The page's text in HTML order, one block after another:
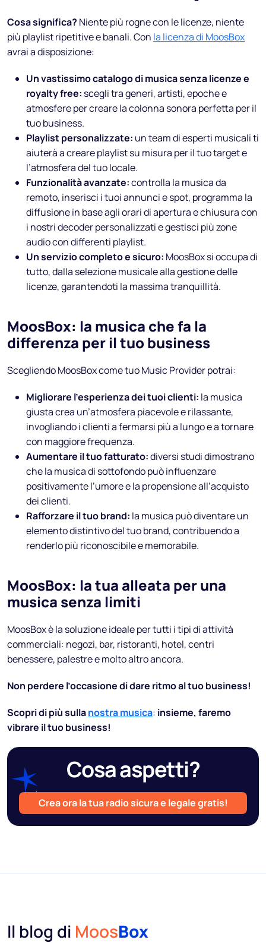
Cosa significa? Niente più rogne con le licenze, niente
più playlist ripetitive e banali. Con la licenza di MoosBox
avrai a disposizione:
Un vastissimo catalogo di musica senza licenze e
royalty free: scegli tra generi, artisti, epoche e
atmosfere per creare la colonna sonora perfetta per il
tuo business.
Playlist personalizzate: un team di esperti musicali ti
aiuterà a creare playlist su misura per il tuo target e
l’atmosfera del tuo locale.
Funzionalità avanzate:controlla la musica da
remoto, inserisci i tuoi annunci e spot, programma la
diffusione in base agli orari di apertura e chiusura con
i nostri decoder personalizzati e gestisci più zone
audio con differenti playlist.
Un servizio completo e sicuro: MoosBox si occupa di
tutto, dalla selezione musicale alla gestione delle
licenze, garantendoti la massima tranquillità.
MoosBox: la musica che fa la
differenza per il tuo business
Scegliendo MoosBox come tuo Music Provider potrai:
Migliorare l’esperienza dei tuoi clienti: la musica
giusta crea un’atmosfera piacevole e rilassante,
invogliando i clienti a fermarsi più a lungo e a tornare
con maggiore frequenza.
Aumentare il tuo fatturato:diversi studi dimostrano
che la musica di sottofondo può influenzare
positivamente l’umore e la propensione all’acquisto
dei clienti.
Rafforzare il tuo brand: la musica può diventare un
elemento distintivo del tuo brand, contribuendo a
renderlo più riconoscibile e memorabile.
MoosBox: la tua alleata per una
musica senza limiti
MoosBox è la soluzione ideale per tutti i tipi di attività
commerciali: negozi, bar, ristoranti, hotel, centri
benessere, palestre e molto altro ancora.
Non perdere l’occasione di dare ritmo al tuo business!
Scopri di più sullanostra musica: insieme, faremo
vibrare il tuo business!
Cosa aspetti?
Crea ora la tua radio sicura e legale gratis!
Il blog di MoosBox